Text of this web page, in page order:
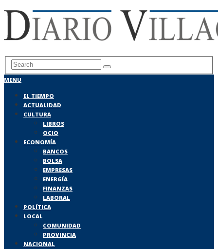
MENU
EL TIEMPO
ACTUALIDAD
CULTURA
LIBROS
OCIO
ECONOMÍA
BANCOS
BOLSA
EMPRESAS
ENERGÍA
FINANZAS
LABORAL
POLÍTICA
LOCAL
COMUNIDAD
PROVINCIA
NACIONAL